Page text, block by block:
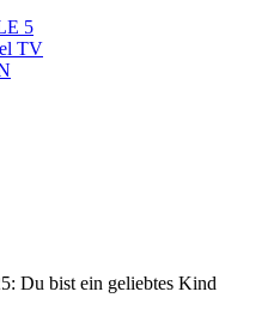
5
TV
Du bist ein geliebtes Kind